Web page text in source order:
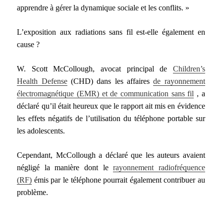
apprendre à gérer la dynamique sociale et les conflits. »
L’exposition aux radiations sans fil est-elle également en
cause ?
W. Scott McCollough, avocat principal de Children’s
Health Defense(CHD) dans les affairesde rayonnement
électromagnétique (EMR) et de communication sans fil , a
déclaré qu’il était heureux que le rapport ait mis en évidence
les effets négatifs de l’utilisation du téléphone portable sur
les adolescents.
Cependant, McCollough a déclaré que les auteurs avaient
négligé la manière dont lerayonnement radiofréquence
(RF) émis par le téléphone pourrait également contribuer au
problème.